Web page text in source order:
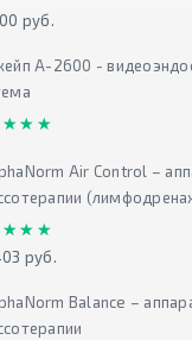
руб.
А-2600 -
Air Control –
руб.
Balance –